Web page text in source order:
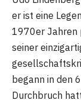
er ist eine
1970er Jahren
seiner
begann in den
Durchbruch